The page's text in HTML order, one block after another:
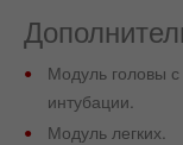
Модуль головы
интубации.
Модуль легких.